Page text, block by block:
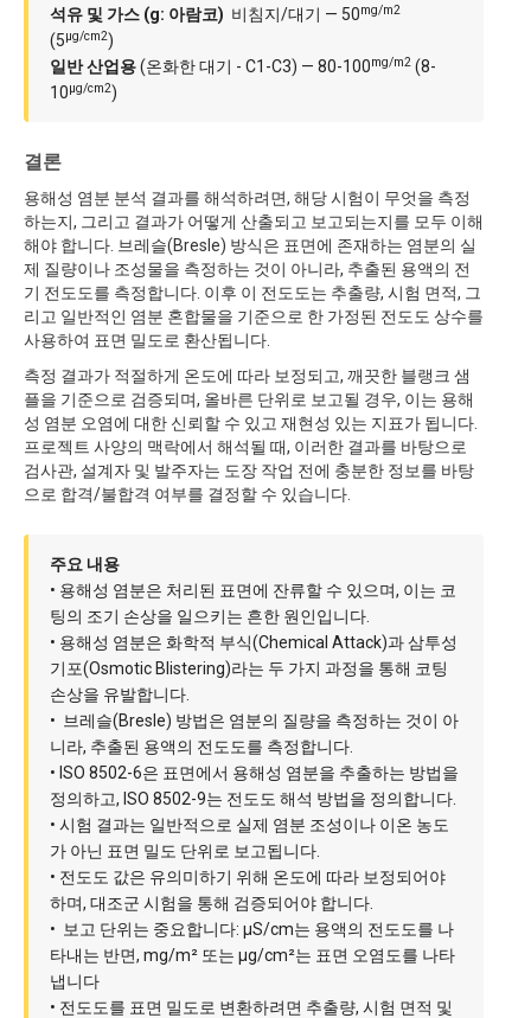
석유 및 가스 (g: 아람코) 비침지/대기 — 50mg/m2
(5µg/cm2)
일반 산업용(온화한 대기 - C1-C3) — 80-100mg/m2 (8-
10µg/cm2)
결론
용해성 염분 분석 결과를 해석하려면, 해당 시험이 무엇을 측정
하는지, 그리고 결과가 어떻게 산출되고 보고되는지를 모두 이해
해야 합니다. 브레슬(Bresle) 방식은 표면에 존재하는 염분의 실
제 질량이나 조성물을 측정하는 것이 아니라, 추출된 용액의 전
기 전도도를 측정합니다. 이후 이 전도도는 추출량, 시험 면적, 그
리고 일반적인 염분 혼합물을 기준으로 한 가정된 전도도 상수를
사용하여 표면 밀도로 환산됩니다.
측정 결과가 적절하게 온도에 따라 보정되고, 깨끗한 블랭크 샘
플을 기준으로 검증되며, 올바른 단위로 보고될 경우, 이는 용해
성 염분 오염에 대한 신뢰할 수 있고 재현성 있는 지표가 됩니다.
프로젝트 사양의 맥락에서 해석될 때, 이러한 결과를 바탕으로
검사관, 설계자 및 발주자는 도장 작업 전에 충분한 정보를 바탕
으로 합격/불합격 여부를 결정할 수 있습니다.
주요 내용
• 용해성 염분은 처리된 표면에 잔류할 수 있으며, 이는 코
팅의 조기 손상을 일으키는 흔한 원인입니다.
• 용해성 염분은 화학적 부식(Chemical Attack)과 삼투성
기포(Osmotic Blistering)라는 두 가지 과정을 통해 코팅
손상을 유발합니다.
• 브레슬(Bresle) 방법은 염분의 질량을 측정하는 것이 아
니라, 추출된 용액의 전도도를 측정합니다.
• ISO 8502-6은 표면에서 용해성 염분을 추출하는 방법을
정의하고, ISO 8502-9는 전도도 해석 방법을 정의합니다.
• 시험 결과는 일반적으로 실제 염분 조성이나 이온 농도
가 아닌 표면 밀도 단위로 보고됩니다.
• 전도도 값은 유의미하기 위해 온도에 따라 보정되어야
하며, 대조군 시험을 통해 검증되어야 합니다.
• 보고 단위는 중요합니다: µS/cm는 용액의 전도도를 나
타내는 반면, mg/m² 또는 µg/cm²는 표면 오염도를 나타
냅니다
• 전도도를 표면 밀도로 변환하려면 추출량, 시험 면적 및